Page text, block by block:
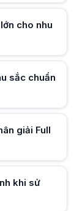
cho nhu
sắc chuẩn
giải Full
khi sử